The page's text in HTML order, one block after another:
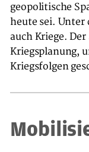
geopolitische
heute sei.
auch Kriege.
Kriegsplanung,
Kriegsfolgen